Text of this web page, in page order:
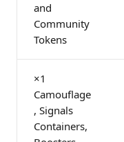
and
Community
Tokens
×1
Camouflage
, Signals
Containers,